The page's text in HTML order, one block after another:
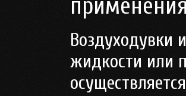
применения
Воздуходувки
жидкости или